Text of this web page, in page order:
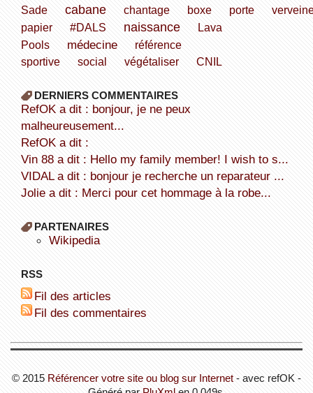
Sade
cabane chantage boxe porte
papier
#DALS naissance
Lava
Pools
médecine
référence
sportive
social végétaliser CNIL
DERNIERS COMMENTAIRES
refOK a dit : bonjour, je ne peux
malheureusement...
refOK a dit :
Vin 88 a dit : Hello my family member! I wish to s...
VIDAL a dit : bonjour je recherche un reparateur ...
Jolie a dit : Merci pour cet hommage à la robe...
PARTENAIRES
wikipedia
RSS
Fil des articles
Fil des commentaires
© 2015 Référencer votre site ou blog sur Internet - avec refOK -